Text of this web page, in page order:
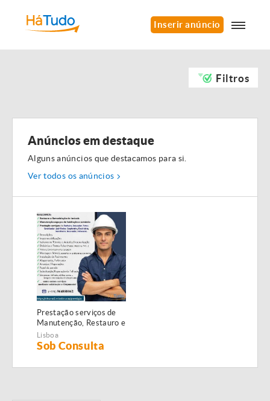
Inserir anúncio
Filtros
Anúncios em destaque
Alguns anúncios que destacamos para si.
Ver todos os anúncios
Prestação serviços de
Manutenção, Restauro e
Remodelação de
imóveis!
Lisboa
Sob Consulta